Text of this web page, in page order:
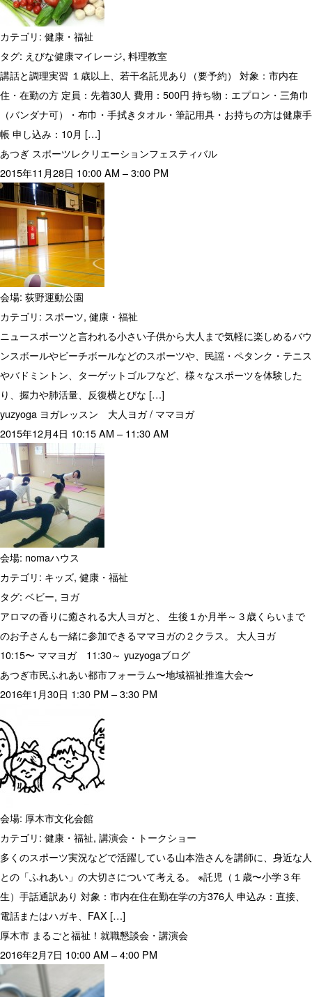
カテゴリ: 健康・福祉
タグ: えびな健康マイレージ, 料理教室
講話と調理実習 １歳以上、若干名託児あり（要予約） 対象：市内在
住・在勤の方 定員：先着30人 費用：500円 持ち物：エプロン・三角巾
（バンダナ可）・布巾・手拭きタオル・筆記用具・お持ちの方は健康手
帳 申し込み：10月 […]
あつぎ スポーツレクリエーションフェスティバル
2015年11月28日 10:00 AM –3:00 PM
会場: 荻野運動公園
カテゴリ: スポーツ, 健康・福祉
ニュースポーツと言われる小さい子供から大人まで気軽に楽しめるバウ
ンスボールやビーチボールなどのスポーツや、民謡・ペタンク・テニス
やバドミントン、ターゲットゴルフなど、様々なスポーツを体験した
り、握力や肺活量、反復横とびな […]
yuzyoga ヨガレッスン 大人ヨガ / ママヨガ
2015年12月4日 10:15 AM – 11:30 AM
会場: nomaハウス
カテゴリ: キッズ, 健康・福祉
タグ: ベビー, ヨガ
アロマの香りに癒される大人ヨガと、 生後１か月半～３歳くらいまで
のお子さんも一緒に参加できるママヨガの２クラス。 大人ヨガ
10:15〜 ママヨガ 11:30～ yuzyogaブログ
あつぎ市民ふれあい都市フォーラム〜地域福祉推進大会〜
2016年1月30日 1:30 PM –3:30 PM
会場: 厚木市文化会館
カテゴリ: 健康・福祉, 講演会・トークショー
多くのスポーツ実況などで活躍している山本浩さんを講師に、身近な人
との「ふれあい」の大切さについて考える。 ※託児（１歳〜小学３年
生）手話通訳あり 対象：市内在住在勤在学の方376人 申込み：直接、
電話またはハガキ、FAX […]
厚木市 まるごと福祉！就職懇談会・講演会
2016年2月7日 10:00 AM –4:00 PM